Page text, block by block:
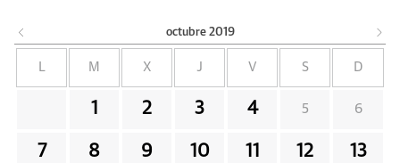
octubre 2019
L M X J V S D
1 2 3 4 5 6
7 8 9 10 11 12 13